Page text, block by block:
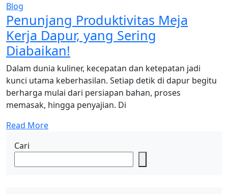
Blog
Penunjang Produktivitas Meja
Kerja Dapur, yang Sering
Diabaikan!
Dalam dunia kuliner, kecepatan dan ketepatan jadi
kunci utama keberhasilan. Setiap detik di dapur begitu
berharga mulai dari persiapan bahan, proses
memasak, hingga penyajian. Di
Read More
Cari